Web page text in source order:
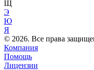
Щ
Э
Ю
Я
© 2026. Все права
Компания
Помощь
Лицензии